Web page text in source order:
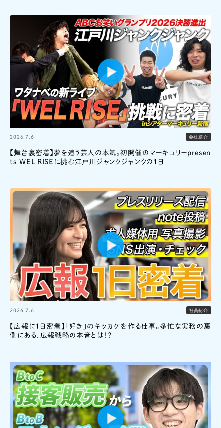
2026.7.6 会社紹介
【舞台裏密着】夢を追う芸人の本気。初開催のマーキュリーpresen
ts WEL RISEに挑む江戸川ジャンクジャンクの1日
2026.7.6 社員紹介
【広報に1日密着】「好き」のキッカケを作る仕事。多忙な実務の裏
側にある、広報戦略の本音とは！？